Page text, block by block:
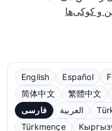
و کوکی‌ها
English Español
简体中文
繁體中文
فارسی
العربية
Türkmençe